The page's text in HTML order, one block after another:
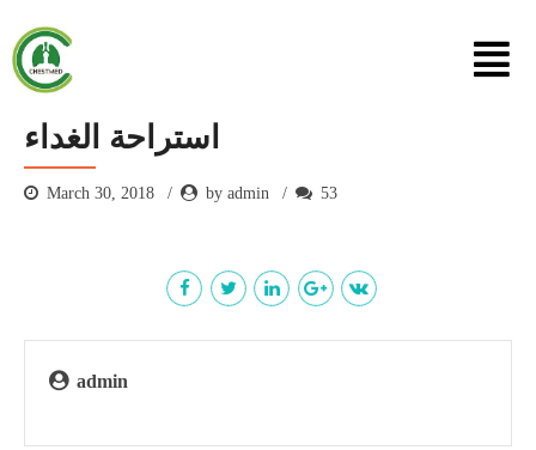
استراحة الغداء
March 30, 2018 by admin 53
admin